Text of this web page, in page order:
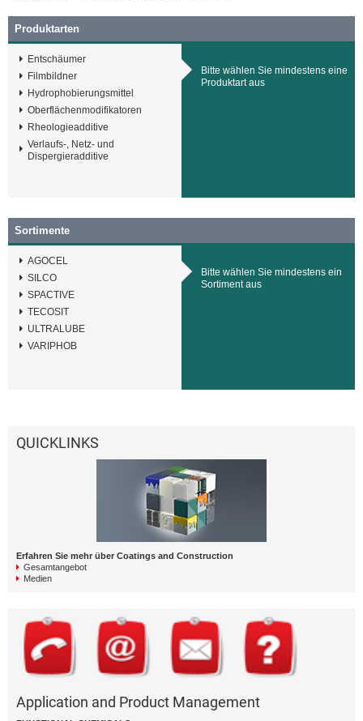
Produktarten
Entschäumer
Filmbildner
Hydrophobierungsmittel
Oberflächenmodifikatoren
Rheologieadditive
Verlaufs-, Netz- und
Dispergieradditive
Bitte wählen Sie mindestens eine
Produktart aus
Sortimente
AGOCEL
SILCO
SPACTIVE
TECOSIT
ULTRALUBE
VARIPHOB
Bitte wählen Sie mindestens ein
Sortiment aus
QUICKLINKS
Erfahren Sie mehr über Coatings and Construction
Gesamtangebot
Medien
Application and Product Management